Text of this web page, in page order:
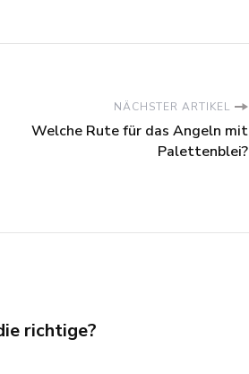
NÄCHSTER ARTIKEL
Welche Rute für das Angeln mit
Palettenblei?
richtige?